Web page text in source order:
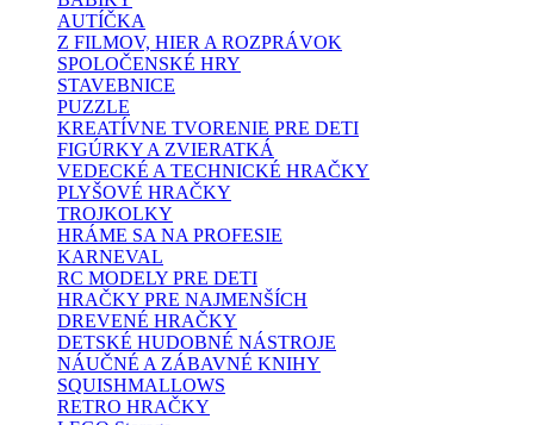
AUTÍČKA
Z FILMOV, HIER A ROZPRÁVOK
SPOLOČENSKÉ HRY
STAVEBNICE
PUZZLE
KREATÍVNE TVORENIE PRE DETI
FIGÚRKY A ZVIERATKÁ
VEDECKÉ A TECHNICKÉ HRAČKY
PLYŠOVÉ HRAČKY
TROJKOLKY
HRÁME SA NA PROFESIE
KARNEVAL
RC MODELY PRE DETI
HRAČKY PRE NAJMENŠÍCH
DREVENÉ HRAČKY
DETSKÉ HUDOBNÉ NÁSTROJE
NÁUČNÉ A ZÁBAVNÉ KNIHY
SQUISHMALLOWS
RETRO HRAČKY